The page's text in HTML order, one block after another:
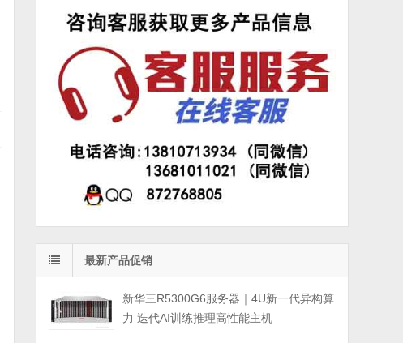
最新产品促销
新华三R5300G6服务器｜4U新一代异构算
力 迭代AI训练推理高性能主机